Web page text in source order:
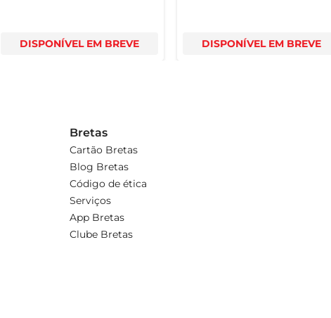
DISPONÍVEL EM BREVE DISPONÍVEL EM BREVE
Bretas
Cartão Bretas
Blog Bretas
Código de ética
Serviços
App Bretas
Clube Bretas